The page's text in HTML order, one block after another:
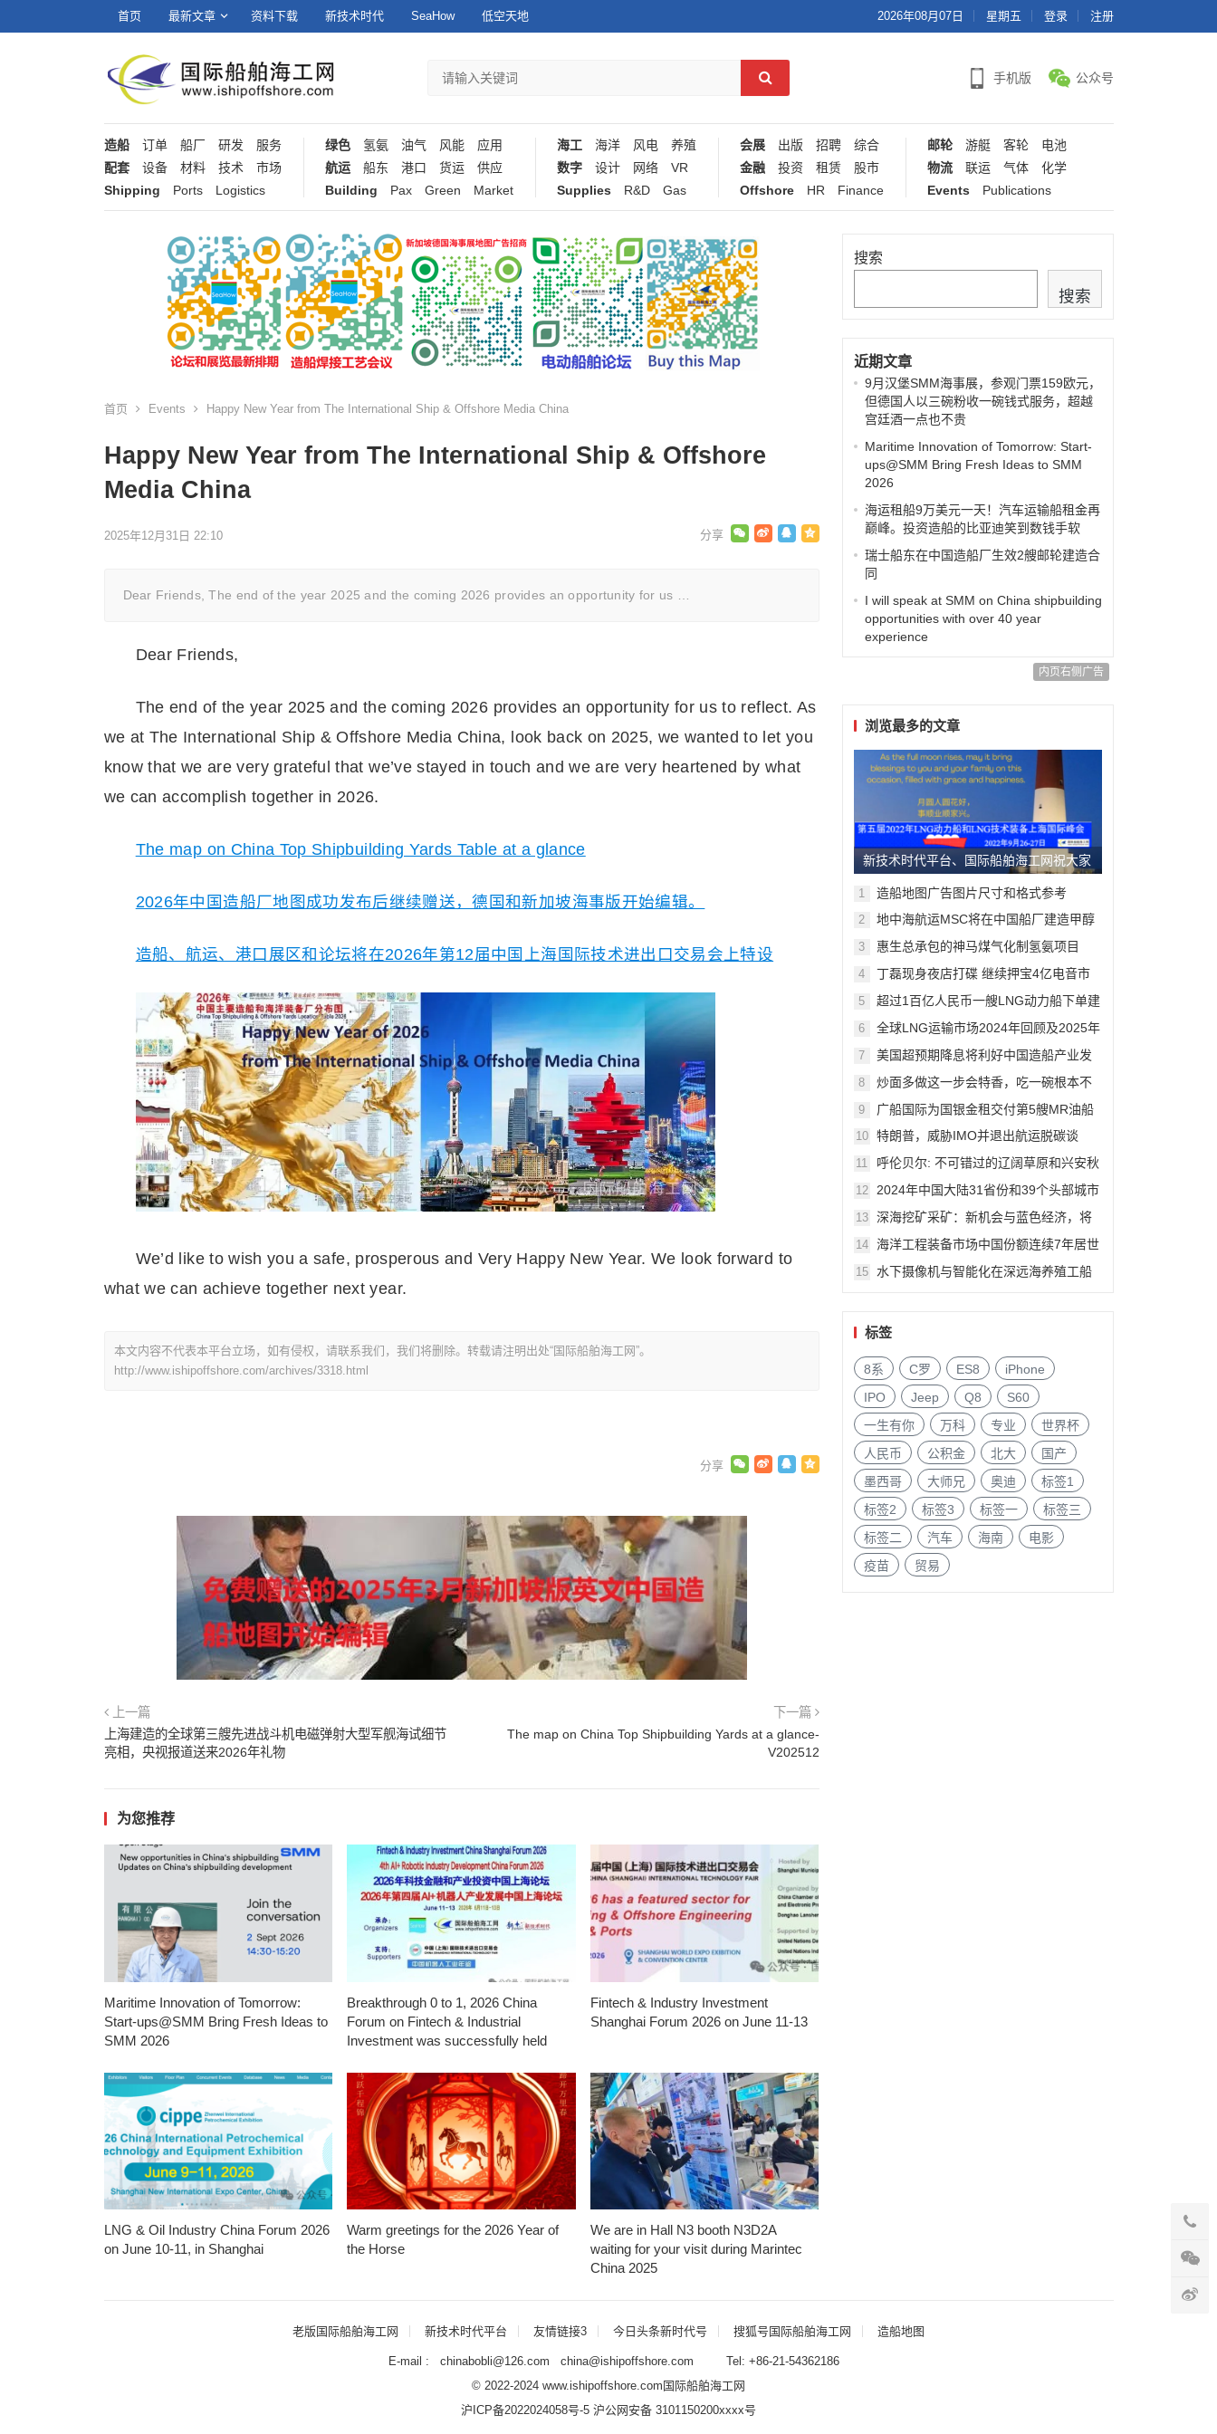
首页 最新文章 资料下载 新技术时代 SeaHow 低空天地 2026年08月07日 星期五 登录 注册
手机版 公众号
造船 订单 船厂 研发
服务
配套
设备 材料 技术
市场
Shipping
Ports Logistics
绿色 氢氨 油气 风能
应用
航运
船东 港口 货运
供应
Building
Pax Green Market
海工 海洋 风电
养殖
数字
设计 网络
VR
Supplies
R&D Gas
会展 出版 招聘
综合
金融
投资 租赁
股市
Offshore
HR Finance
邮轮 游艇 客轮
电池
物流
联运 气体
化学
Events
Publications
首页 Events Happy New Year from The International Ship & Offshore Media China
Happy New Year from The International Ship & Offshore
Media China
2025年12月31日 22:10
Dear Friends, The end of the year 2025 and the coming 2026 provides an opportunity for us …
Dear Friends,
The end of the year 2025 and the coming 2026 provides an opportunity for us to reflect. As
we at The International Ship & Offshore Media China, look back on 2025, we wanted to let you
know that we are very grateful that we’ve stayed in touch and we are very heartened by what
we can accomplish together in 2026.
The map on China Top Shipbuilding Yards Table at a glance
2026年中国造船厂地图成功发布后继续赠送，德国和新加坡海事版开始编辑。
造船、航运、港口展区和论坛将在2026年第12届中国上海国际技术进出口交易会上特设
We’d like to wish you a safe, prosperous and Very Happy New Year. We look forward to
what we can achieve together next year.
本文内容不代表本平台立场，如有侵权，请联系我们，我们将删除。转载请注明出处“国际船舶海工网”。
http://www.ishipoffshore.com/archives/3318.html
上一篇
上海建造的全球第三艘先进战斗机电磁弹射大型军舰海试细节
亮相，央视报道送来2026年礼物
下一篇
The map on China Top Shipbuilding Yards at a glance-
V202512
为您推荐
Maritime Innovation of Tomorrow:
Start-ups@SMM Bring Fresh Ideas to
SMM 2026
Breakthrough 0 to 1, 2026 China
Forum on Fintech & Industrial
Investment was successfully held
Fintech & Industry Investment
Shanghai Forum 2026 on June 11-13
LNG & Oil Industry China Forum 2026
on June 10-11, in Shanghai
Warm greetings for the 2026 Year of
the Horse
We are in Hall N3 booth N3D2A
waiting for your visit during Marintec
China 2025
搜索
搜索
近期文章
9月汉堡SMM海事展，参观门票159欧元，
但德国人以三碗粉收一碗钱式服务，超越
宫廷酒一点也不贵
Maritime Innovation of Tomorrow: Start-
ups@SMM Bring Fresh Ideas to SMM
2026
海运租船9万美元一天！汽车运输船租金再
巅峰。投资造船的比亚迪笑到数钱手软
瑞士船东在中国造船厂生效2艘邮轮建造合
同
I will speak at SMM on China shipbuilding
opportunities with over 40 year
experience
内页右侧广告
浏览最多的文章
新技术时代平台、国际船舶海工网祝大家
中秋节欢乐！
1 造船地图广告图片尺寸和格式参考
2
地中海航运MSC将在中国船厂建造甲醇
3
惠生总承包的神马煤气化制氢氨项目
4
丁磊现身夜店打碟 继续押宝4亿电音市
5
超过1百亿人民币一艘LNG动力船下单建
6
全球LNG运输市场2024年回顾及2025年
7
美国超预期降息将利好中国造船产业发
8
炒面多做这一步会特香，吃一碗根本不
9 广船国际为国银金租交付第5艘MR油船
10
特朗普，威胁IMO并退出航运脱碳谈
11
呼伦贝尔: 不可错过的辽阔草原和兴安秋
12
2024年中国大陆31省份和39个头部城市
13
深海挖矿采矿：新机会与蓝色经济，将
海船舶海工展会演讲
14
海洋工程装备市场中国份额连续7年居世
15
水下摄像机与智能化在深远海养殖工船
标签
8系 C罗 ES8
iPhone
IPO
Jeep Q8
S60
一生有你
万科 专业
世界杯
人民币
公积金 北大
国产
墨西哥
大师兄 奥迪
标签1
标签2
标签3 标签一
标签三
标签二
汽车 海南
电影
疫苗
贸易
老版国际船舶海工网 新技术时代平台 友情链接3 今日头条新时代号 搜狐号国际船舶海工网 造船地图
E-mail : chinabobli@126.com china@ishipoffshore.com Tel: +86-21-54362186
© 2022-2024 www.ishipoffshore.com 国际船舶海工网
沪ICP备2022024058号-5 沪公网安备 3101150200xxxx号